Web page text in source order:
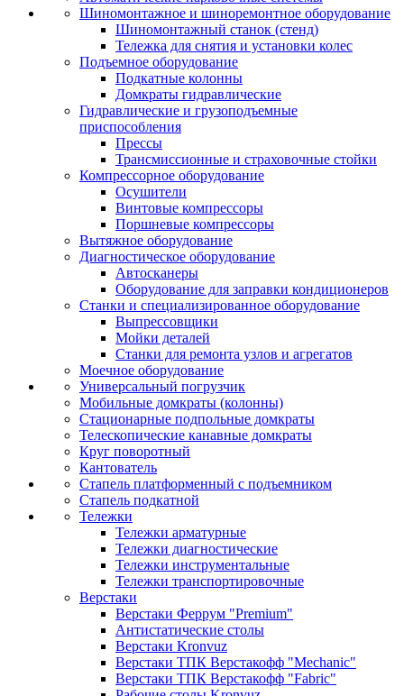
Шиномонтажное и шиноремонтное оборудование
Шиномонтажный станок (стенд)
Тележка для снятия и установки колес
Подъемное оборудование
Подкатные колонны
Домкраты гидравлические
Гидравлические и грузоподъемные
приспособления
Прессы
Трансмиссионные и страховочные стойки
Компрессорное оборудование
Осушители
Винтовые компрессоры
Поршневые компрессоры
Вытяжное оборудование
Диагностическое оборудование
Автосканеры
Оборудование для заправки кондиционеров
Станки и специализированное оборудование
Выпрессовщики
Мойки деталей
Станки для ремонта узлов и агрегатов
Моечное оборудование
Универсальный погрузчик
Мобильные домкраты (колонны)
Стационарные подпольные домкраты
Телескопические канавные домкраты
Круг поворотный
Кантователь
Стапель платформенный с подъемником
Стапель подкатной
Тележки
Тележки арматурные
Тележки диагностические
Тележки инструментальные
Тележки транспортировочные
Верстаки
Верстаки Феррум "Premium"
Антистатические столы
Верстаки Kronvuz
Верстаки ТПК Верстакофф "Mechanic"
Верстаки ТПК Верстакофф "Fabric"